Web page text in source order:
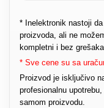
* Inelektronik nastoji
proizvoda, ali ne
kompletni i bez
* Sve cene su sa
Proizvod je isključivo
profesionalnu
samom proizvodu.